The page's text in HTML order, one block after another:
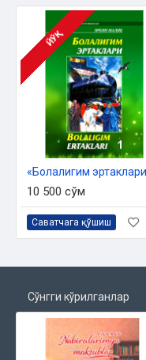
ЙЎҚ
10 500 сўм
Саватчага қўшиш
Сўнгги кўрилганлар